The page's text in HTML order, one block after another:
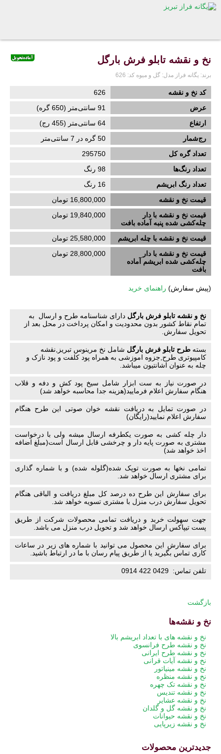
نخ و نقشه تابلو فرش بارگل
برند: یگانه فراز مدل: گل و میوه کد: 626
کد نخ و نقشه
626
عرض
91 سانتی‌متر (650 گره)
ارتفاع
64 سانتی‌متر (455 رج)
رج‌شمار
50 گره در 7 سانتی‌متر
تعداد گره کل
295750
تعداد رنگ‌ها
98 رنگ
تعداد رنگ ابریشم
16 رنگ
قیمت نخ و نقشه
16,800,000 تومان
قیمت نخ و نقشه با دار
چله‌کشی‌ شده پنبه آماده بافت
19,840,000 تومان
قیمت نخ و نقشه با چله ابریشم
25,580,000 تومان
قیمت نخ و نقشه با دار
چله‌کشی‌ شده ابریشم آماده
بافت
28,800,000 تومان
(پیش سفارش) راهنمای خرید
نخ و نقشه تابلو فرش بارگل دارای شناسنامه طرح و ارسال به
تمام نقاط کشور بدون محدودیت و امکان پرداخت در محل بعد از
تحویل سفارش.
بسته طرح تابلو فرش بارگل شامل نخ مرینوس تبریز,نقشه
کامپیوتری طرح,جزوه اموزشی به همراه پود کلفت و پود نازک و
چله به عنوان اشانتیون میباشد.
در صورت نیاز به ست ابزار شامل سیخ پود کش و دفه و قلاب
هنگام سفارش اعلام فرمایید(هزینه جدا محاسبه خواهد شد)
در صورت تمایل به دریافت نقشه خوان صوتی این طرح هنگام
سفارش اعلام نمایید(رایگان)
دار چله کشی به صورت یکطرفه ارسال میشه ولی با درخواست
مشتری به صورت پایه دار و چرخشی قابل ارسال است(مبلغ اضافه
اخذ خواهد شد)
تمامی نخها به صورت توپک شده(گلوله شده) و با شماره گذاری
برای مشتری ارسال خواهد شد.
برای سفارش این طرح ده درصد کل مبلغ دریافت و الباقی هنگام
تحویل سفارش درب منزل با مشتری تسویه خواهد شد.
جهت سهولت خربد و دریافت تمامی محصولات شرکت از طریق
پست تیپاکس ارسال خواهد شد و تحویل درب منزل می باشد.
برای سفارش این محصول می توانید با شماره های زیر در ساعات
کاری تماس بگیرید یا از طریق پیام رسان با ما در ارتباط باشید.
تلفن تماس: 0429 422 0914
بازگشت
نخ و نقشه‌ها
پریدن
ناوبری
نخ و نقشه های با تعداد ابریشم بالا
نخ و نقشه طرح فرانسوی
نخ و نقشه طرح ایرانی
نخ و نقشه آیات قرانی
نخ و نقشه مینیاتور
نخ و نقشه منظره
نخ و نقشه تک چهره
نخ و نقشه تندیس
نخ و نقشه عشایر
نخ و نقشه گل و گلدان
نخ و نقشه حیوانات
نخ و نقشه زیرپایی
جدیدترین محصولات